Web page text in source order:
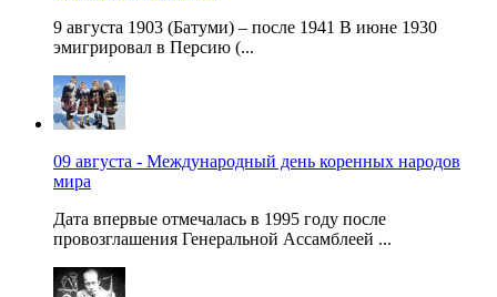
9 августа 1903 (Батуми) – после 1941 В июне 1930
эмигрировал в Персию (...
09 августа - Международный день коренных народов
мира
Дата впервые отмечалась в 1995 году после
провозглашения Генеральной Ассамблеей ...